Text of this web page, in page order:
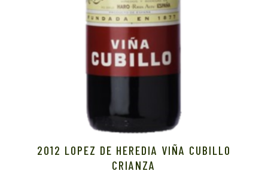
2012 LOPEZ DE HEREDIA VIÑA CUBILLO
CRIANZA